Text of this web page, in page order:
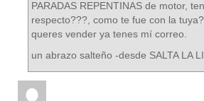
PARADAS REPENTINAS de motor,
respecto???, como te fue con la
queres vender ya tenes mí correo.
un abrazo salteño -desde SALTA LA